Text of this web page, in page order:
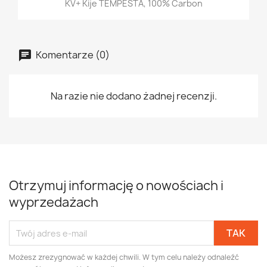
KV+ Kije TEMPESTA, 100% Carbon
Komentarze (0)
Na razie nie dodano żadnej recenzji.
Otrzymuj informację o nowościach i
wyprzedażach
Możesz zrezygnować w każdej chwili. W tym celu należy odnaleźć